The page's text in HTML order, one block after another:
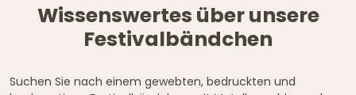
Wissenswertes über unsere
Festivalbändchen
Suchen Sie nach einem gewebten, bedruckten und